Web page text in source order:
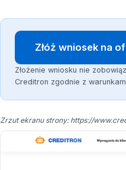
Złóż wniosek na
Złożenie wniosku nie
Creditron zgodnie z
Zrzut ekranu strony: https://